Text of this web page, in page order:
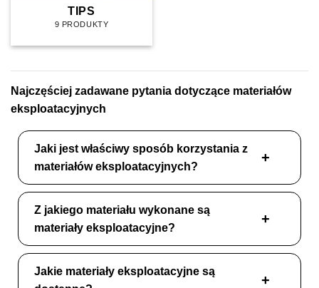
TIPS
9 PRODUKTY
Najczęściej zadawane pytania dotyczące materiałów
eksploatacyjnych
Jaki jest właściwy sposób korzystania z
materiałów eksploatacyjnych?
Z jakiego materiału wykonane są
materiały eksploatacyjne?
Jakie materiały eksploatacyjne są